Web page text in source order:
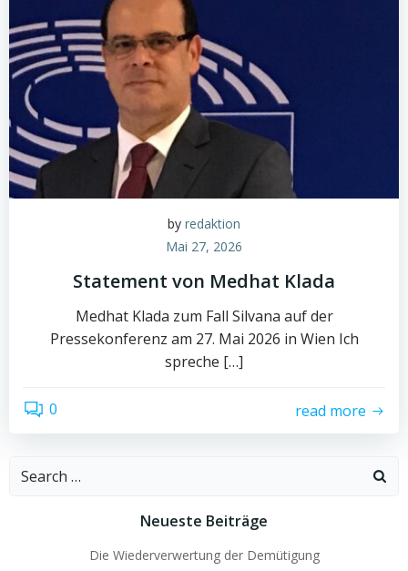
by redaktion
Mai 27, 2026
Statement von Medhat Klada
Medhat Klada zum Fall Silvana auf der
Pressekonferenz am 27. Mai 2026 in Wien Ich
spreche […]
0 read more
Search
Neueste Beiträge
Die Wiederverwertung der Demütigung